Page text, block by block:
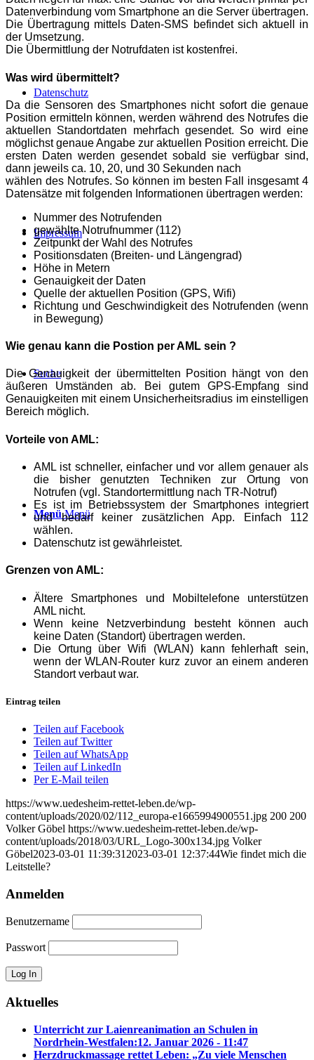
Datenschutz
Impressum
Suche
Menü Menü
Datenverbindung vom Smartphone an die Server übertragen.
Die Übertragung mittels Daten-SMS befindet sich aktuell in
der Umsetzung.
Die Übermittlung der Notrufdaten ist kostenfrei.
Was wird übermittelt?
Da die Sensoren des Smartphones nicht sofort die genaue
Position ermitteln können, werden während des Notrufes die
aktuellen Standortdaten mehrfach gesendet. So wird eine
möglichst genaue Angabe zur aktuellen Position erreicht. Die
ersten Daten werden gesendet sobald sie verfügbar sind,
dann jeweils ca. 10, 20, und 30 Sekunden nach
wählen des Notrufes. So können im besten Fall insgesamt 4
Datensätze mitfolgenden Informationen übertragen werden:
Nummer des Notrufenden
gewählte Notrufnummer (112)
Zeitpunkt der Wahl des Notrufes
Positionsdaten (Breiten- und Längengrad)
Höhe in Metern
Genauigkeit der Daten
Quelle der aktuellen Position (GPS, Wifi)
Richtung und Geschwindigkeit des Notrufenden (wenn
in Bewegung)
Wie genau kann die Postion per AML sein ?
Die Genauigkeit der übermittelten Position hängt von den
äußeren Umständen ab. Bei gutem GPS-Empfang sind
Genauigkeiten mit einem Unsicherheitsradius im einstelligen
Bereich möglich.
Vorteile von AML:
AML ist schneller, einfacher und vor allem genauer als
die bisher genutzten Techniken zur Ortung von
Notrufen (vgl. Standortermittlung nach TR-Notruf)
Es ist im Betriebssystem der Smartphones integriert
und bedarf keiner zusätzlichen App. Einfach 112
wählen.
Datenschutz ist gewährleistet.
Grenzen von AML:
Ältere Smartphones und Mobiltelefone unterstützen
AML nicht.
Wenn keine Netzverbindung besteht können auch
keine Daten (Standort) übertragen werden.
Die Ortung über Wifi (WLAN) kann fehlerhaft sein,
wenn der WLAN-Router kurz zuvor an einem anderen
Standort verbaut war.
Eintrag teilen
Teilen auf Facebook
Teilen auf Twitter
Teilen auf WhatsApp
Teilen auf LinkedIn
Per E-Mail teilen
https://www.uedesheim-rettet-leben.de/wp-
content/uploads/2020/02/112_europa-e1665994900551.jpg 200 200
Volker Göbel https://www.uedesheim-rettet-leben.de/wp-
content/uploads/2018/03/URL_Logo-300x134.jpg Volker
Göbel2023-03-01 11:39:31 2023-03-01 12:37:44Wie findet mich die
Leitstelle?
Anmelden
Benutzername
Passwort
Aktuelles
Unterricht zur Laienreanimation an Schulen in
Nordrhein-Westfalen:12. Januar 2026 - 11:47
Herzdruckmassage rettet Leben: „Zu viele Menschen